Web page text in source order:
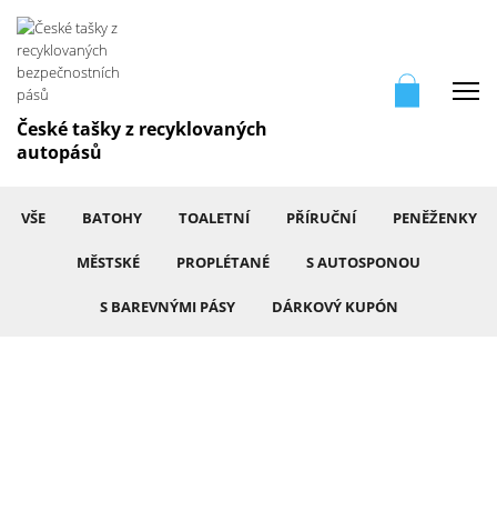
České tašky z recyklovaných
autopásů
VŠE BATOHY TOALETNÍ PŘÍRUČNÍ PENĚŽENKY
MĚSTSKÉ PROPLÉTANÉ S AUTOSPONOU
S BAREVNÝMI PÁSY DÁRKOVÝ KUPÓN